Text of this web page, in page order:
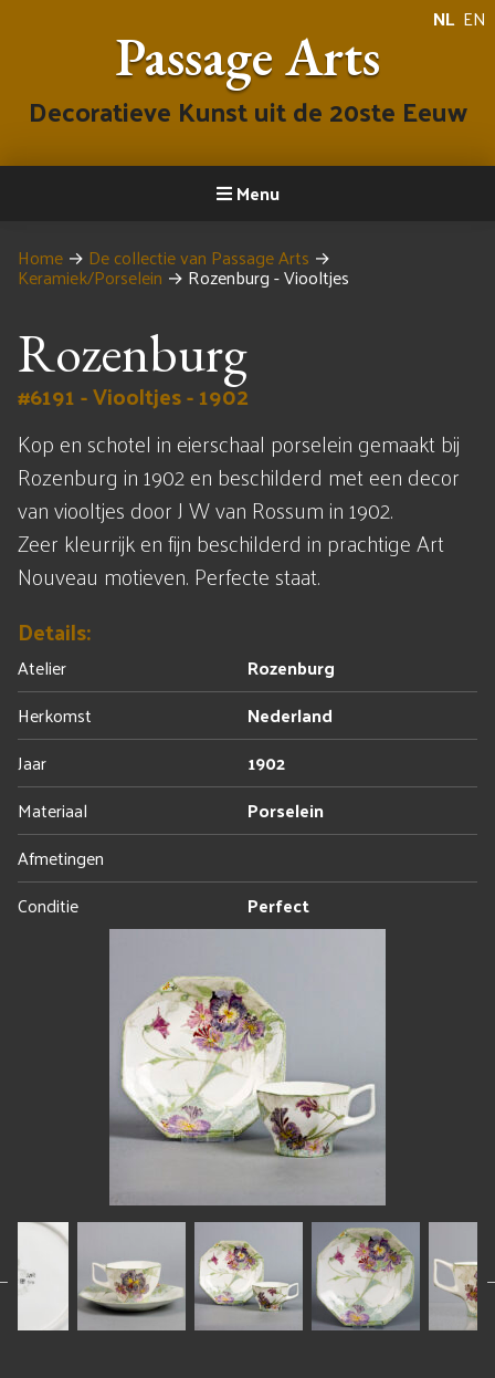
NL EN
Passage Arts
Decoratieve Kunst uit de 20ste Eeuw
Menu
Home → De collectie van Passage Arts →
Keramiek/Porselein → Rozenburg - Viooltjes
Rozenburg
#6191 - Viooltjes - 1902
Kop en schotel in eierschaal porselein gemaakt bij
Rozenburg in 1902 en beschilderd met een decor
van viooltjes door J W van Rossum in 1902.
Zeer kleurrijk en fijn beschilderd in prachtige Art
Nouveau motieven. Perfecte staat.
Details:
Atelier
Rozenburg
Herkomst
Nederland
Jaar
1902
Materiaal
Porselein
Afmetingen
Conditie
Perfect